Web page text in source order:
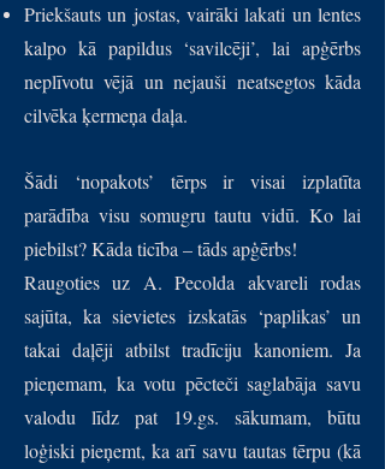
Priekšauts un jostas, vairāki lakati un lentes
kalpo kā papildus ‘savilcēji’, lai apģērbs
neplīvotu vējā un nejauši neatsegtos kāda
cilvēka ķermeņa daļa.
Šādi ‘nopakots’ tērps ir visai izplatīta
parādība visu somugru tautu vidū. Ko lai
piebilst? Kāda ticība – tāds apģērbs!
Raugoties uz A. Pecolda akvareli rodas
sajūta, ka sievietes izskatās ‘paplikas’ un
takai daļēji atbilst tradīciju kanoniem. Ja
pieņemam, ka votu pēcteči saglabāja savu
valodu līdz pat 19.gs. sākumam, būtu
loģiski pieņemt, ka arī savu tautas tērpu (kā